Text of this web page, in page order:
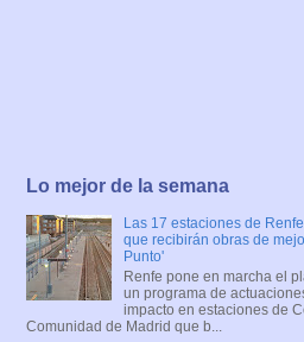
Lo mejor de la semana
Las 17 estaciones de
que recibirán obras de
Punto'
Renfe pone en marcha el
un programa de
impacto en estaciones de
Comunidad de Madrid que b...